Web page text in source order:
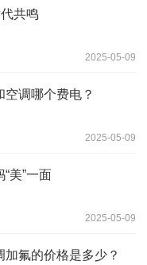
共鸣
2025-05-09
调哪个费电？
2025-05-09
美”一面
2025-05-09
氟的价格是多少？